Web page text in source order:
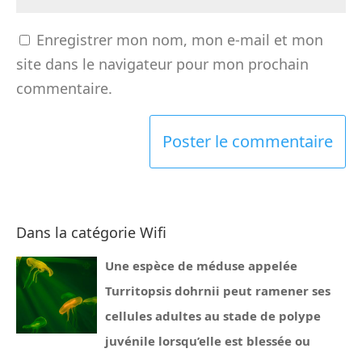
Enregistrer mon nom, mon e-mail et mon
site dans le navigateur pour mon prochain
commentaire.
Dans la catégorie Wifi
Une espèce de méduse appelée
Turritopsis dohrnii peut ramener ses
cellules adultes au stade de polype
juvénile lorsqu’elle est blessée ou